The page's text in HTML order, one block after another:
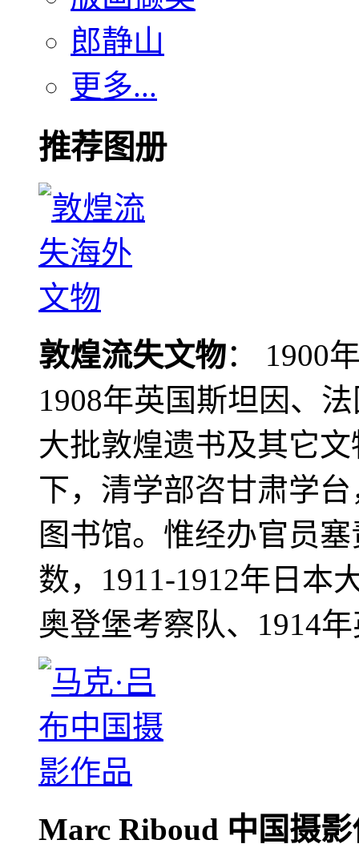
郎静山
更多...
推荐图册
敦煌流失文物： 1900
1908年英国斯坦因、
大批敦煌遗书及其它
下，清学部咨甘肃学
图书馆。惟经办官员
数，1911-1912年日本
奥登堡考察队、1914
Marc Riboud 中国摄